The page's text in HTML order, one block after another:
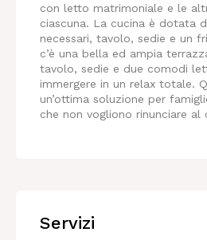
con letto matrimoniale e le
ciascuna. La cucina è dotata
necessari, tavolo, sedie e un
c’è una bella ed ampia
tavolo, sedie e due comodi
immergere in un relax totale.
un’ottima soluzione per
che non vogliono rinunciare
Servizi